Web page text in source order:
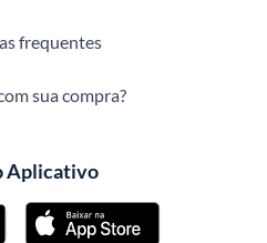
frequentes
sua compra?
Aplicativo